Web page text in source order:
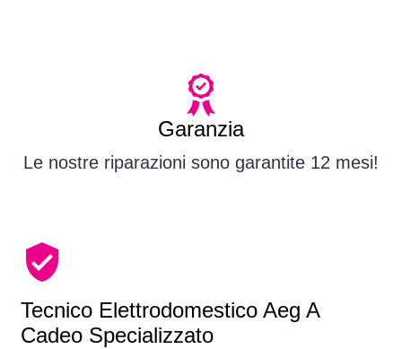
Garanzia
Le nostre riparazioni sono garantite 12 mesi!
Tecnico Elettrodomestico Aeg A
Cadeo Specializzato